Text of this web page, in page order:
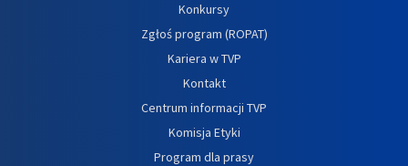
Konkursy
Zgłoś program (ROPAT)
Kariera w TVP
Kontakt
Centrum informacji TVP
Komisja Etyki
Program dla prasy